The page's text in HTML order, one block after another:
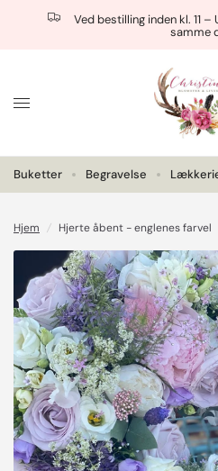
Ved bestilling inden kl. 11
samme
Buketter Begravelse
Hjem / Hjerte åbent - englenes farvel